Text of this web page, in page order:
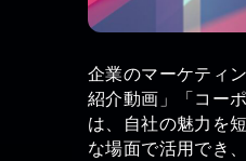
企業のマーケティ
紹介動画」「コー
は、自社の魅力を
な場面で活用でき